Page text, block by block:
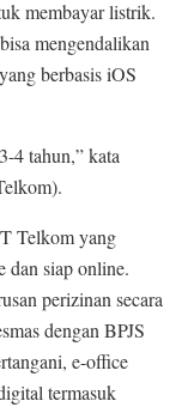
membayar listrik.
mengendalikan
berbasis iOS
4 tahun,” kata
Telkom yang
dan siap online.
perizinan secara
dengan BPJS
e-office
termasuk